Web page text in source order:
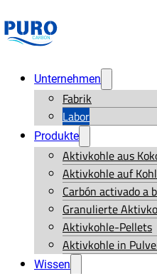
Unternehmen
Fabrik
Labor
Produkte
Aktivkohle aus
Aktivkohle auf
Carbón activado a
Granulierte
Aktivkohle-Pellets
Aktivkohle in
Wissen